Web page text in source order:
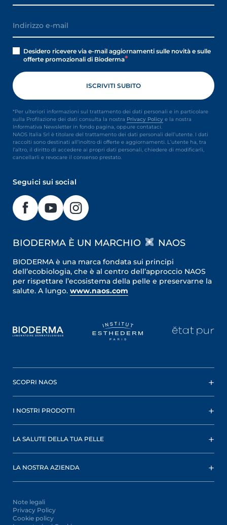
Desidero ricevere via e-mail aggiornamenti sulle novità e sulle
offerte promozionali di Bioderma
*Per ulteriori informazioni sul trattamento dei dati personali e in particolare
sulla Profilazione dei dati consulta la nostra Privacy Policy e la nostra
Informativa Newsletter in fondo pagina, oppure contataci.
NAOS Italia Srl è titolare del trattamento dei dati personali dell’utente. I dati
raccolti sono destinati all’inoltro di offerte e aggiornamenti. L’utente ha, tra
l’altro, il diritto di accedere ai propri dati personali, chiedere di modificarli,
cancellarli e revocare il consenso prestato.
Seguici sui social
BIODERMA È UN MARCHIO NAOS
BIODERMA è una marca fondata sui principi
dell’ecobiologia, che è al centro dell’approccio NAOS
per rispettare l’ecosistema della pelle e preservarne la
salute. A lungo. www.naos.com
SCOPRI NAOS
I NOSTRI PRODOTTI
LA SALUTE DELLA TUA PELLE
LA NOSTRA AZIENDA
Note legali
Privacy Policy
Cookie policy